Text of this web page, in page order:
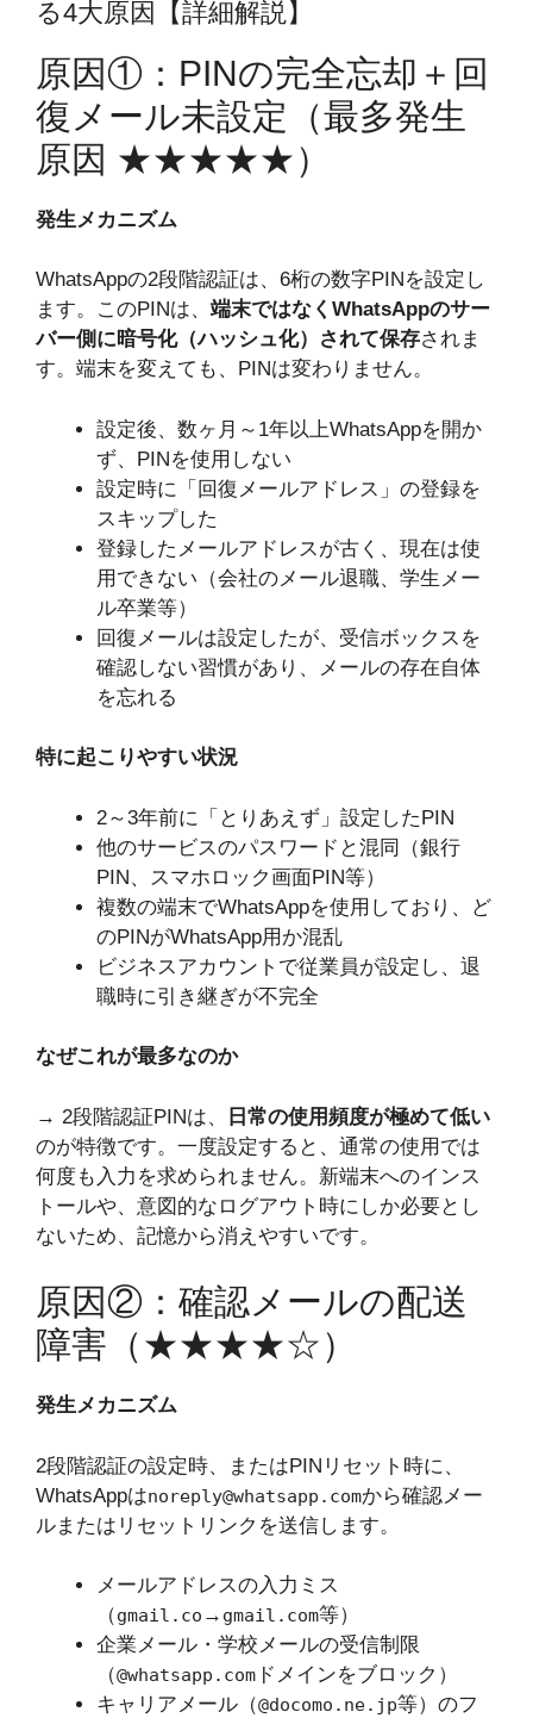
る4大原因【詳細解説】
原因①：PINの完全忘却＋回
復メール未設定（最多発生
原因 ★★★★★）
発生メカニズム
WhatsAppの2段階認証は、6桁の数字PINを設定し
ます。このPINは、 端末ではなくWhatsAppのサー
バー側に暗号化（ハッシュ化）されて保存されま
す。端末を変えても、PINは変わりません。
設定後、数ヶ月～1年以上WhatsAppを開か
ず、PINを使用しない
設定時に「回復メールアドレス」の登録を
スキップした
登録したメールアドレスが古く、現在は使
用できない（会社のメール退職、学生メー
ル卒業等）
回復メールは設定したが、受信ボックスを
確認しない習慣があり、メールの存在自体
を忘れる
特に起こりやすい状況
2～3年前に「とりあえず」設定したPIN
他のサービスのパスワードと混同（銀行
PIN、スマホロック画面PIN等）
複数の端末でWhatsAppを使用しており、ど
のPINがWhatsApp用か混乱
ビジネスアカウントで従業員が設定し、退
職時に引き継ぎが不完全
なぜこれが最多なのか
→ 2段階認証PINは、
日常の使用頻度が極めて低い
のが特徴です。一度設定すると、通常の使用では
何度も入力を求められません。新端末へのインス
トールや、意図的なログアウト時にしか必要とし
ないため、記憶から消えやすいです。
原因②：確認メールの配送
障害（★★★★☆）
発生メカニズム
2段階認証の設定時、またはPINリセット時に、
WhatsAppはnoreply@whatsapp.comから確認メー
ルまたはリセットリンクを送信します。
メールアドレスの入力ミス
（gmail.co → gmail.com等）
企業メール・学校メールの受信制限
（@whatsapp.com ドメインをブロック）
キャリアメール（@docomo.ne.jp等）のフ